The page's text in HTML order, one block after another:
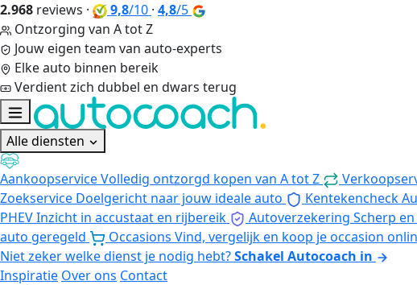
2.968 reviews · 9,8/10 · 4,8/5
Ontzorging van A tot Z
Jouw eigen team van auto-experts
Elke auto binnen bereik
Verdient zich dubbel en dwars terug
Alle diensten
AankoopserviceVolledig ontzorgd kopen van A tot Z
Zoekservice Doelgericht naar jouw ideale auto Kentekencheck
PHEVInzicht in accustaat en rijbereik Autoverzekering Scherp
auto geregeld
Occasions Vind, vergelijk en koop je occasion
Niet zeker welke dienst je nodig hebt?Schakel Autocoach in
Inspiratie Over ons Contact